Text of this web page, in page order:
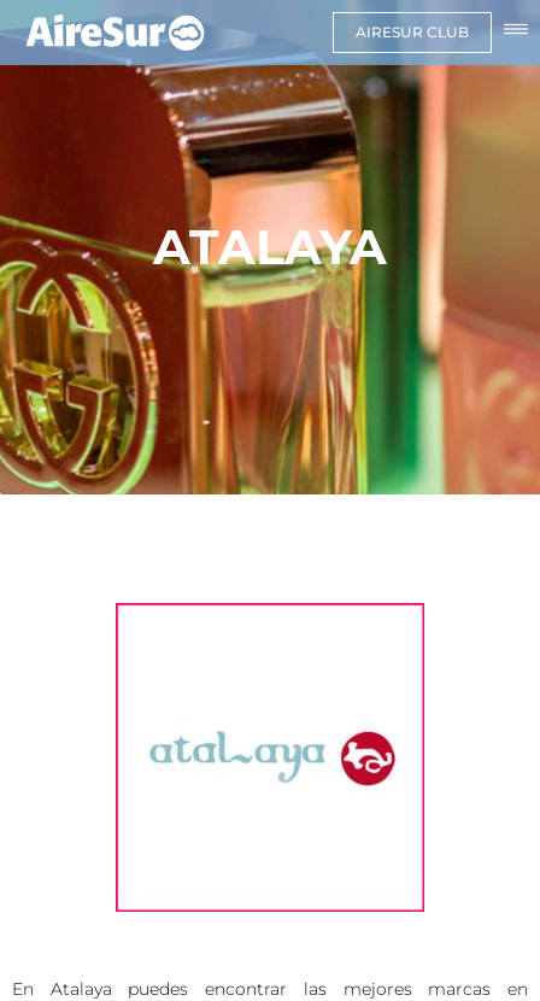
AIRESUR CLUB
ATALAYA
En Atalaya puedes encontrar las mejores marcas en